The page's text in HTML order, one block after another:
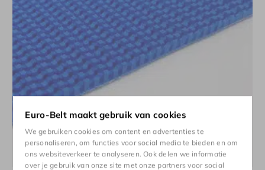
Euro-Belt maakt gebruik van cookies
We gebruiken cookies om content en advertenties te
personaliseren, om functies voor social media te bieden en om
ons websiteverkeer te analyseren. Ook delen we informatie
over je gebruik van onze site met onze partners voor social
Rough top
Bekijk